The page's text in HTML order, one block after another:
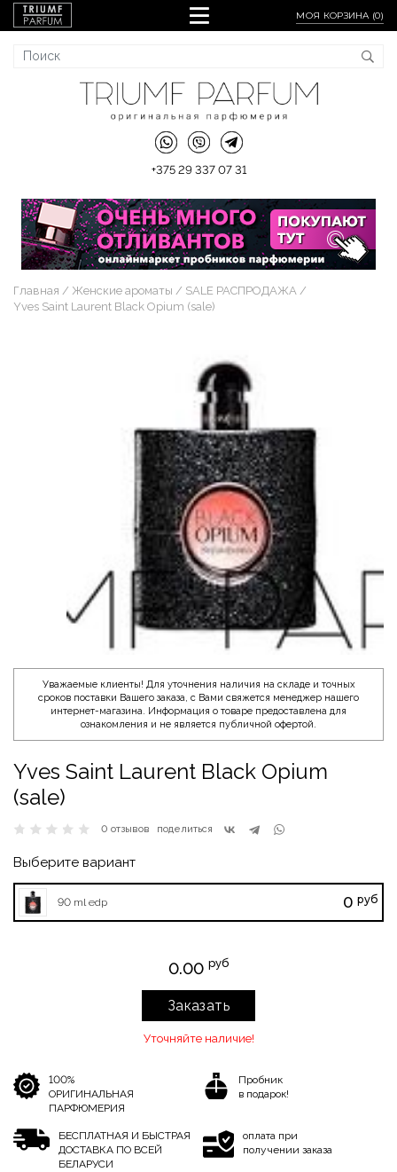
МОЯ КОРЗИНА (0)
+375 29 337 07 31
Главная Женские ароматы
SALE РАСПРОДАЖА
Yves Saint Laurent Black Opium (sale)
Уважаемые клиенты! Для уточнения наличия на складе и точных
сроков поставки Вашего заказа, с Вами свяжется менеджер нашего
интернет-магазина. Информация о товаре предоставлена для
ознакомления и не является публичной офертой.
Yves Saint Laurent Black Opium
(sale)
0 отзывов поделиться
Выберите вариант
90 ml edp 0 руб
0.00 руб
Заказать
Уточняйте наличие!
100%
ОРИГИНАЛЬНАЯ
ПАРФЮМЕРИЯ
Пробник
в подарок!
БЕСПЛАТНАЯ И БЫСТРАЯ
ДОСТАВКА ПО ВСЕЙ
БЕЛАРУСИ
оплата при
получении заказа